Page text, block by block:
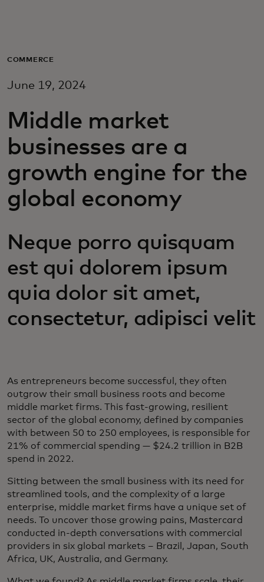
Para empresas
Para innovadores
Noticias y tendencias
COMMERCE
June 19, 2024
Middle market
businesses are a
growth engine for the
global economy
Neque porro quisquam
est qui dolorem ipsum
quia dolor sit amet,
consectetur, adipisci velit
As entrepreneurs become successful, they often
outgrow their small business roots and become
middle market firms. This fast-growing, resilient
sector of the global economy, defined by companies
with between 50 to 250 employees, is responsible for
21% of commercial spending — $24.2 trillion in B2B
spend in 2022.
Sitting between the small business with its need for
streamlined tools, and the complexity of a large
enterprise, middle market firms have a unique set of
needs. To uncover those growing pains, Mastercard
conducted in-depth conversations with commercial
providers in six global markets – Brazil, Japan, South
Africa, UK, Australia, and Germany.